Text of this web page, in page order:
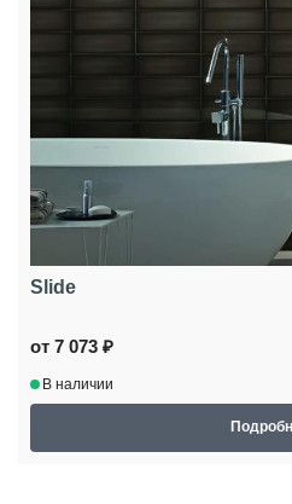
Slide
от 7 073 ₽
В наличии